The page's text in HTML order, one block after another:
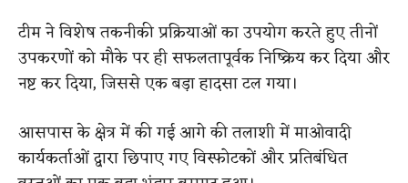
टीम ने विशेष तकनीकी प्रक्रियाओं का उपयोग करते हुए तीनों
उपकरणों को मौके पर ही सफलतापूर्वक निष्क्रिय कर दिया और
नष्ट कर दिया, जिससे एक बड़ा हादसा टल गया।
आसपास के क्षेत्र में की गई आगे की तलाशी में माओवादी
कार्यकर्ताओं द्वारा छिपाए गए विस्फोटकों और प्रतिबंधित